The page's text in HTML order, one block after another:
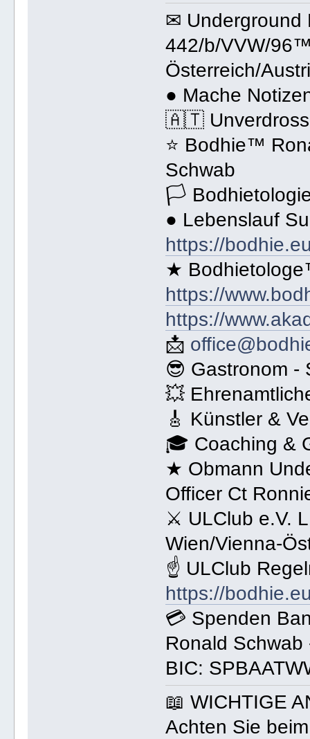
✉ Underground
442/b/VVW/
Österreich/
● Mache
🇦🇹
⭐️ Bodhie™
Schwab
🏳
● Lebenslauf
https://
★
https://
https://
📩
😎 Gastronom -
💥
🎸 Künstler &
🎓 Coaching &
★ Obmann
Officer Ct
⚔ ULClub e.V.
Wien/Vienna-
☝ ULClub
https://
💳 Spenden
Ronald
BIC:
📖 WICHTIGE
Achten Sie